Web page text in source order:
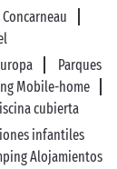
Concarneau
Parques
Mobile-home
cubierta
infantiles
Alojamientos